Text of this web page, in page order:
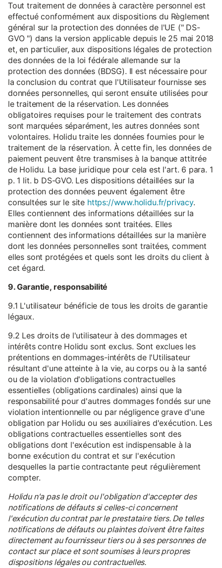
Tout traitement de données à caractère personnel est
effectué conformément aux dispositions du Règlement
général sur la protection des données de l'UE (" DS-
GVO ") dans la version applicable depuis le 25 mai 2018
et, en particulier, aux dispositions légales de protection
des données de la loi fédérale allemande sur la
protection des données (BDSG). Il est nécessaire pour
la conclusion du contrat que l'Utilisateur fournisse ses
données personnelles, qui seront ensuite utilisées pour
le traitement de la réservation. Les données
obligatoires requises pour le traitement des contrats
sont marquées séparément, les autres données sont
volontaires. Holidu traite les données fournies pour le
traitement de la réservation. À cette fin, les données de
paiement peuvent être transmises à la banque attitrée
de Holidu. La base juridique pour cela est l'art. 6 para. 1
p. 1 lit. b DS-GVO. Les dispositions détaillées sur la
protection des données peuvent également être
consultées sur le site https://www.holidu.fr/privacy.
Elles contiennent des informations détaillées sur la
manière dont les données sont traitées. Elles
contiennent des informations détaillées sur la manière
dont les données personnelles sont traitées, comment
elles sont protégées et quels sont les droits du client à
cet égard.
9. Garantie, responsabilité
9.1 L'utilisateur bénéficie de tous les droits de garantie
légaux.
9.2 Les droits de l'utilisateur à des dommages et
intérêts contre Holidu sont exclus. Sont exclues les
prétentions en dommages-intérêts de l'Utilisateur
résultant d'une atteinte à la vie, au corps ou à la santé
ou de la violation d'obligations contractuelles
essentielles (obligations cardinales) ainsi que la
responsabilité pour d'autres dommages fondés sur une
violation intentionnelle ou par négligence grave d'une
obligation par Holidu ou ses auxiliaires d'exécution. Les
obligations contractuelles essentielles sont des
obligations dont l'exécution est indispensable à la
bonne exécution du contrat et sur l'exécution
desquelles la partie contractante peut régulièrement
compter.
Holidu n'a pas le droit ou l'obligation d'accepter des
notifications de défauts si celles-ci concernent
l'exécution du contrat par le prestataire tiers. De telles
notifications de défauts ou plaintes doivent être faites
directement au fournisseur tiers ou à ses personnes de
contact sur place et sont soumises à leurs propres
dispositions légales ou contractuelles.